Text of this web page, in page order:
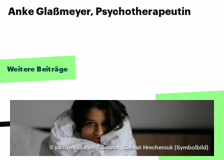
Anke Glaßmeyer, Psychotherapeutin
Weitere Beiträge
© picture alliance / Zoonar | Oleksii Hrecheniuk (Symbolbild)